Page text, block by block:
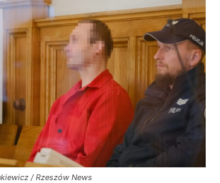
/ Rzeszów News